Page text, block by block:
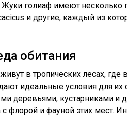
голиаф имеют несколько
и другие, каждый из
обитания
в тропических лесах, где
идеальные условия для
деревьями, кустарниками и
с флорой и фауной этих мест.